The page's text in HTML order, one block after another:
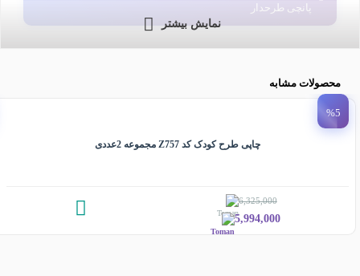
پانچی طرحدار
نمایش بیشتر
محصولات مشابه
%5
چاپی طرح کودک کد Z757 مجموعه 2عددی
6,325,000
5,994,000